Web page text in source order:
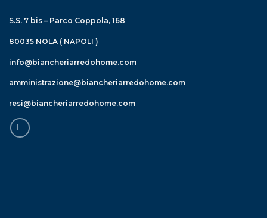
S.S. 7 bis – Parco Coppola, 168
80035 NOLA ( NAPOLI )
info@biancheriarredohome.com
amministrazione@biancheriarredohome.com
resi@biancheriarredohome.com